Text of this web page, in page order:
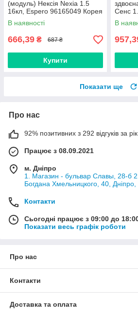
(модуль) Нексія Nexia 1.5
16кл, Espero 96165049 Корея
В наявності
666,39 ₴ 687 ₴
Купити
Сенс
В
Показати ще
Про нас
92% позитивних з 292 відгуків за рік
Працює з 08.09.2021
м. Дніпро
1. Магазин - бульвар Славы, 28-б
Богдана Хмельницкого, 40, Дніпро,
Контакти
Сьогодні працює з 09:00 до
Показати весь графік роботи
Про нас
Контакти
Доставка та оплата